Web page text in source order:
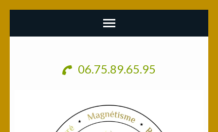
06.75.89.65.95